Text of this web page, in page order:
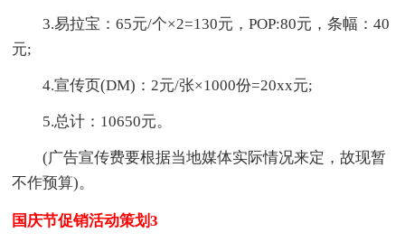
3.易拉宝：65元/个×2=130元，POP:80元，条幅：40
元;
4.宣传页(DM)：2元/张×1000份=20xx元;
5.总计：10650元。
(广告宣传费要根据当地媒体实际情况来定，故现暂
不作预算)。
国庆节促销活动策划3